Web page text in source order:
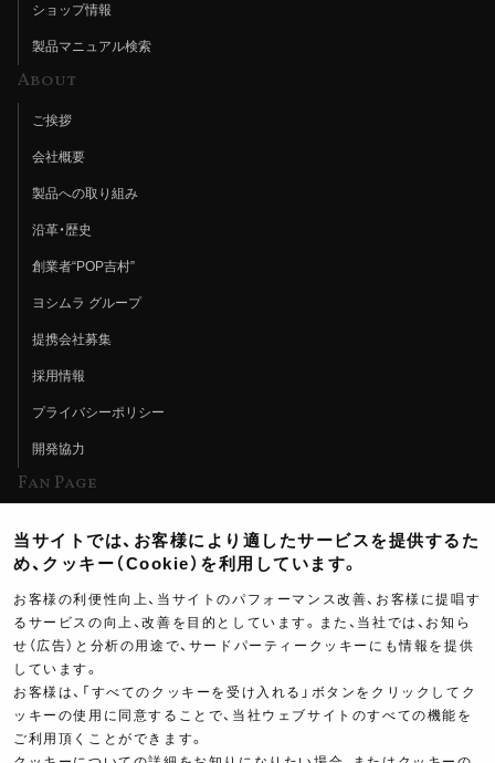
ショップ情報
製品マニュアル検索
About
ご挨拶
会社概要
製品への取り組み
沿革・歴史
創業者“POP吉村”
ヨシムラ グループ
提携会社募集
採用情報
プライバシーポリシー
開発協力
Fan Page
ヨシムラTV
イベント情報
イベントスケジュール
ツーリングブレイクタイム
製品ポスター
当サイトでは、お客様により適したサービスを提供するた
め、クッキー（Cookie）を利用しています。
お客様の利便性向上、当サイトのパフォーマンス改善、お客様に提唱す
るサービスの向上、改善を目的としています。また、当社では、お知ら
せ（広告）と分析の用途で、サードパーティークッキーにも情報を提供
しています。
お客様は、「すべてのクッキーを受け入れる」ボタンをクリックしてク
ッキーの使用に同意することで、当社ウェブサイトのすべての機能を
ご利用頂くことができます。